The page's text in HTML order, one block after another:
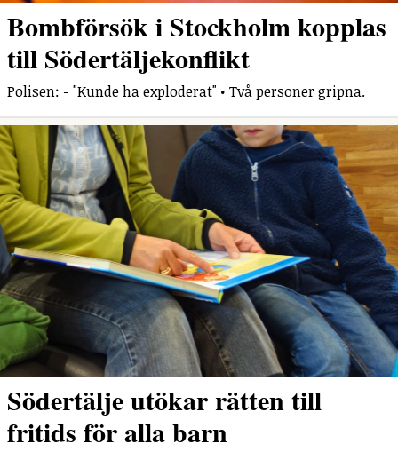
Bombförsök i Stockholm kopplas
till Södertäljekonflikt
Polisen: - "Kunde ha exploderat" • Två personer gripna.
Södertälje utökar rätten till
fritids för alla barn